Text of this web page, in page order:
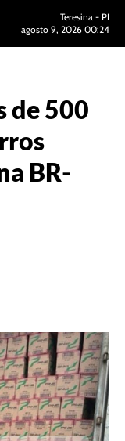
Teresina - PI
agosto 9, 2026 00:24
de 500
BR-